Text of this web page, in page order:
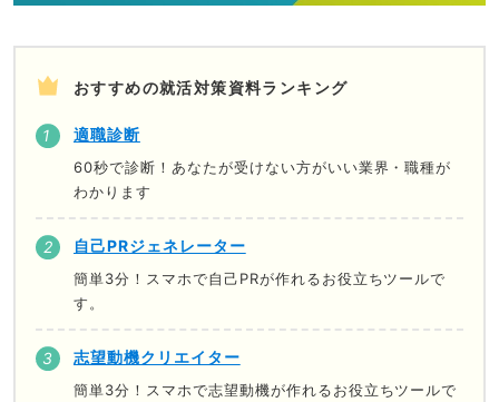
おすすめの就活対策資料ランキング
適職診断
60秒で診断！あなたが受けない方がいい業界・職種が
わかります
自己PRジェネレーター
簡単3分！スマホで自己PRが作れるお役立ちツールで
す。
志望動機クリエイター
簡単3分！スマホで志望動機が作れるお役立ちツールで